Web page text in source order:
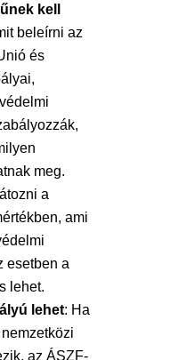
kell
beleírni az
és
meg.
a
ami
esetben a
lehet.
lehet: Ha
az ÁSZF-